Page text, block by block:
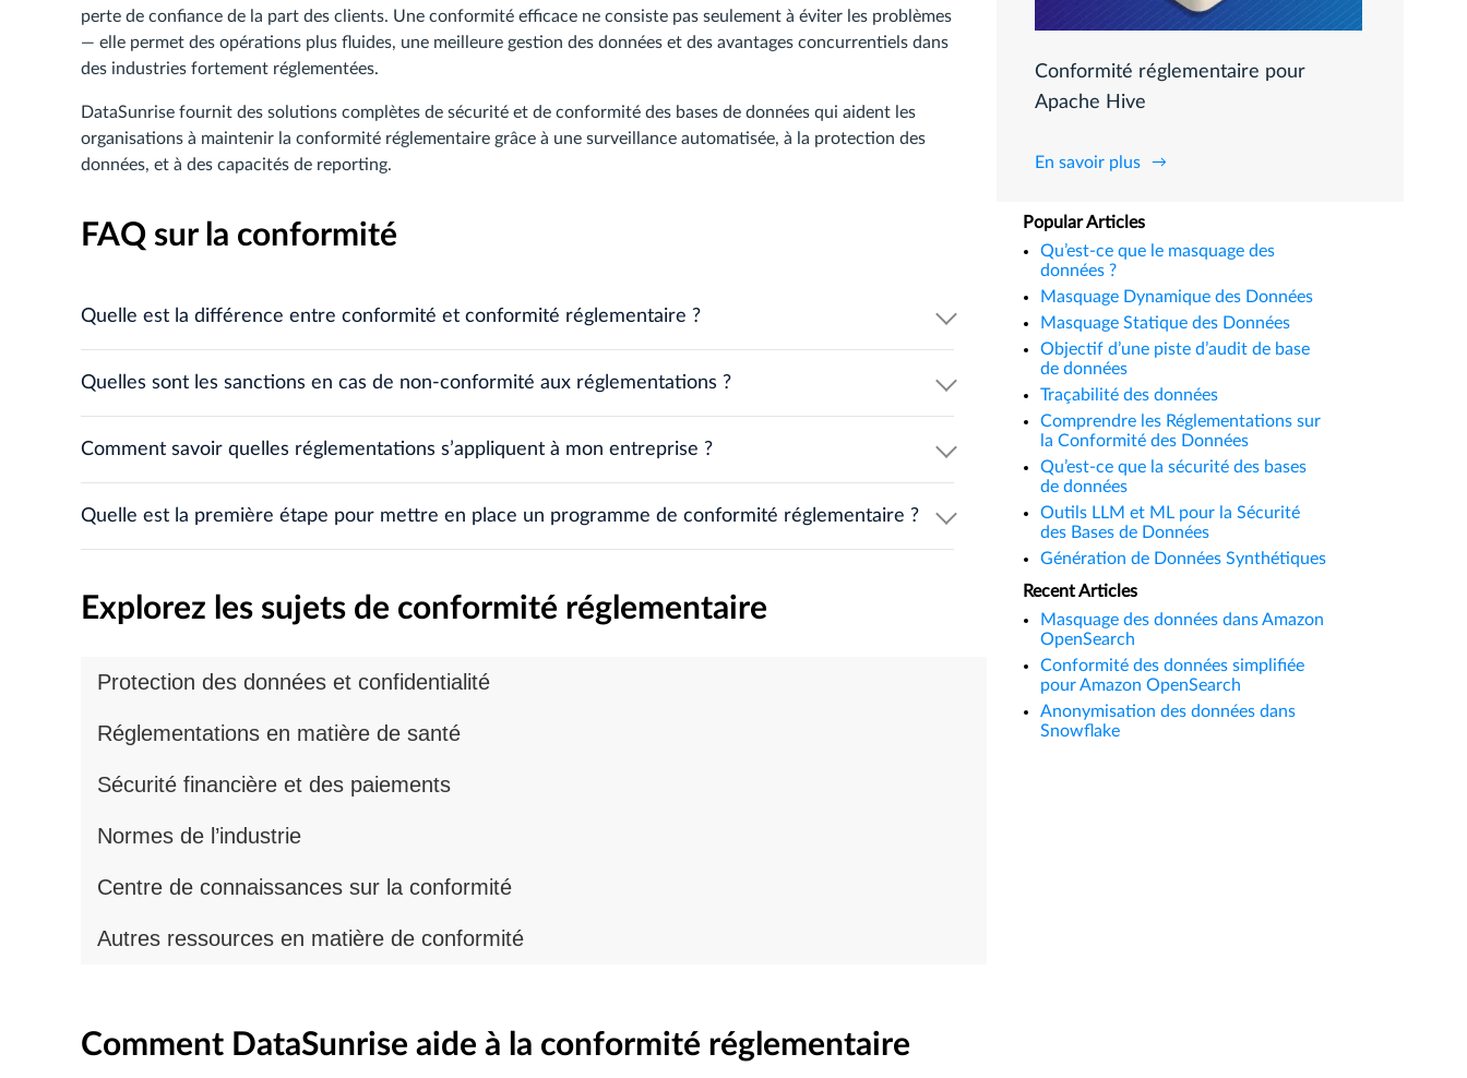
perte de confiance de la part des clients. Une conformité efficace ne consiste pas seulement à éviter les problèmes
— elle permet des opérations plus fluides, une meilleure gestion des données et des avantages concurrentiels dans
des industries fortement réglementées.
DataSunrise fournit des solutions complètes de sécurité et de conformité des bases de données qui aident les
organisations à maintenir la conformité réglementaire grâce à une surveillance automatisée, à la protection des
données, et à des capacités de reporting.
FAQ sur la conformité
Quelle est la différence entre conformité et conformité réglementaire ?
Quelles sont les sanctions en cas de non-conformité aux réglementations ?
Comment savoir quelles réglementations s’appliquent à mon entreprise ?
Quelle est la première étape pour mettre en place un programme de conformité réglementaire ?
Explorez les sujets de conformité réglementaire
Protection des données et confidentialité
Réglementations en matière de santé
Sécurité financière et des paiements
Normes de l’industrie
Centre de connaissances sur la conformité
Autres ressources en matière de conformité
Comment DataSunrise aide à la conformité réglementaire
Conformité réglementaire pour
Apache Hive
En savoir plus
Popular Articles
Qu’est-ce que le masquage des
données ?
Masquage Dynamique des Données
Masquage Statique des Données
Objectif d’une piste d’audit de base
de données
Traçabilité des données
Comprendre les Réglementations sur
la Conformité des Données
Qu’est-ce que la sécurité des bases
de données
Outils LLM et ML pour la Sécurité
des Bases de Données
Génération de Données Synthétiques
Recent Articles
Masquage des données dans Amazon
OpenSearch
Conformité des données simplifiée
pour Amazon OpenSearch
Anonymisation des données dans
Snowflake